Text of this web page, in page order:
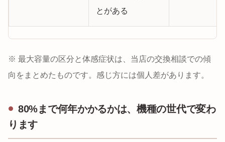
とがある
※ 最大容量の区分と体感症状は、当店の交換相談での傾
向をまとめたものです。感じ方には個人差があります。
80%まで何年かかるかは、機種の世代で変わ
ります